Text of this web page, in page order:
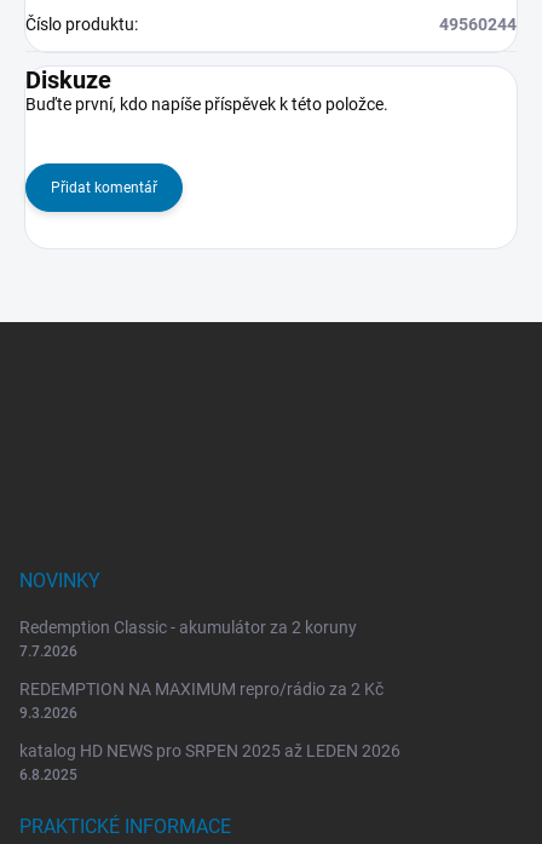
Číslo produktu: 49560244
Diskuze
Buďte první, kdo napíše příspěvek k této položce.
Přidat komentář
NOVINKY
Redemption Classic - akumulátor za 2 koruny
7.7.2026
REDEMPTION NA MAXIMUM repro/rádio za 2 Kč
9.3.2026
katalog HD NEWS pro SRPEN 2025 až LEDEN 2026
6.8.2025
PRAKTICKÉ INFORMACE